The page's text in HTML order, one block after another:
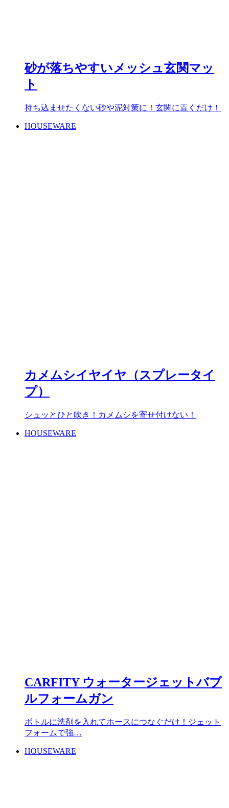
砂が落ちやすいメッシュ玄関マッ
ト
持ち込ませたくない砂や泥対策に！玄関に置くだけ！
HOUSEWARE
カメムシイヤイヤ（スプレータイ
プ）
シュッとひと吹き！カメムシを寄せ付けない！
HOUSEWARE
CARFITY ウォータージェットバブ
ルフォームガン
ボトルに洗剤を入れてホースにつなぐだけ！ジェット
フォームで強…
HOUSEWARE